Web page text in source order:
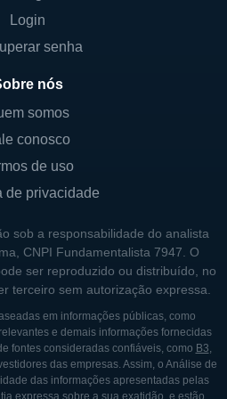
A empresa também
de infraestrutura para
participa de
do gás natural, o que
como líder no
primárias de produção,
em práticas de
tem investido em
os impactos
operações, buscando
regulatórios e às
Login
senha
nós
somos
conosco
de uso
de privacidade
sob a responsabilidade do analista
CNPI Fundamentalista 7947. O
ser reproduzido ou distribuído, no
terceiro sem autorização expressa.
em informações públicas, como
e demais informações fornecidas
fontes consideradas confiáveis, como B3,
das empresas. Assim, o Análise de
das informações apresentadas pelas
expressa sobre a sua exatidão, e estão